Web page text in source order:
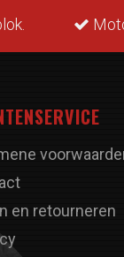
en retourneren